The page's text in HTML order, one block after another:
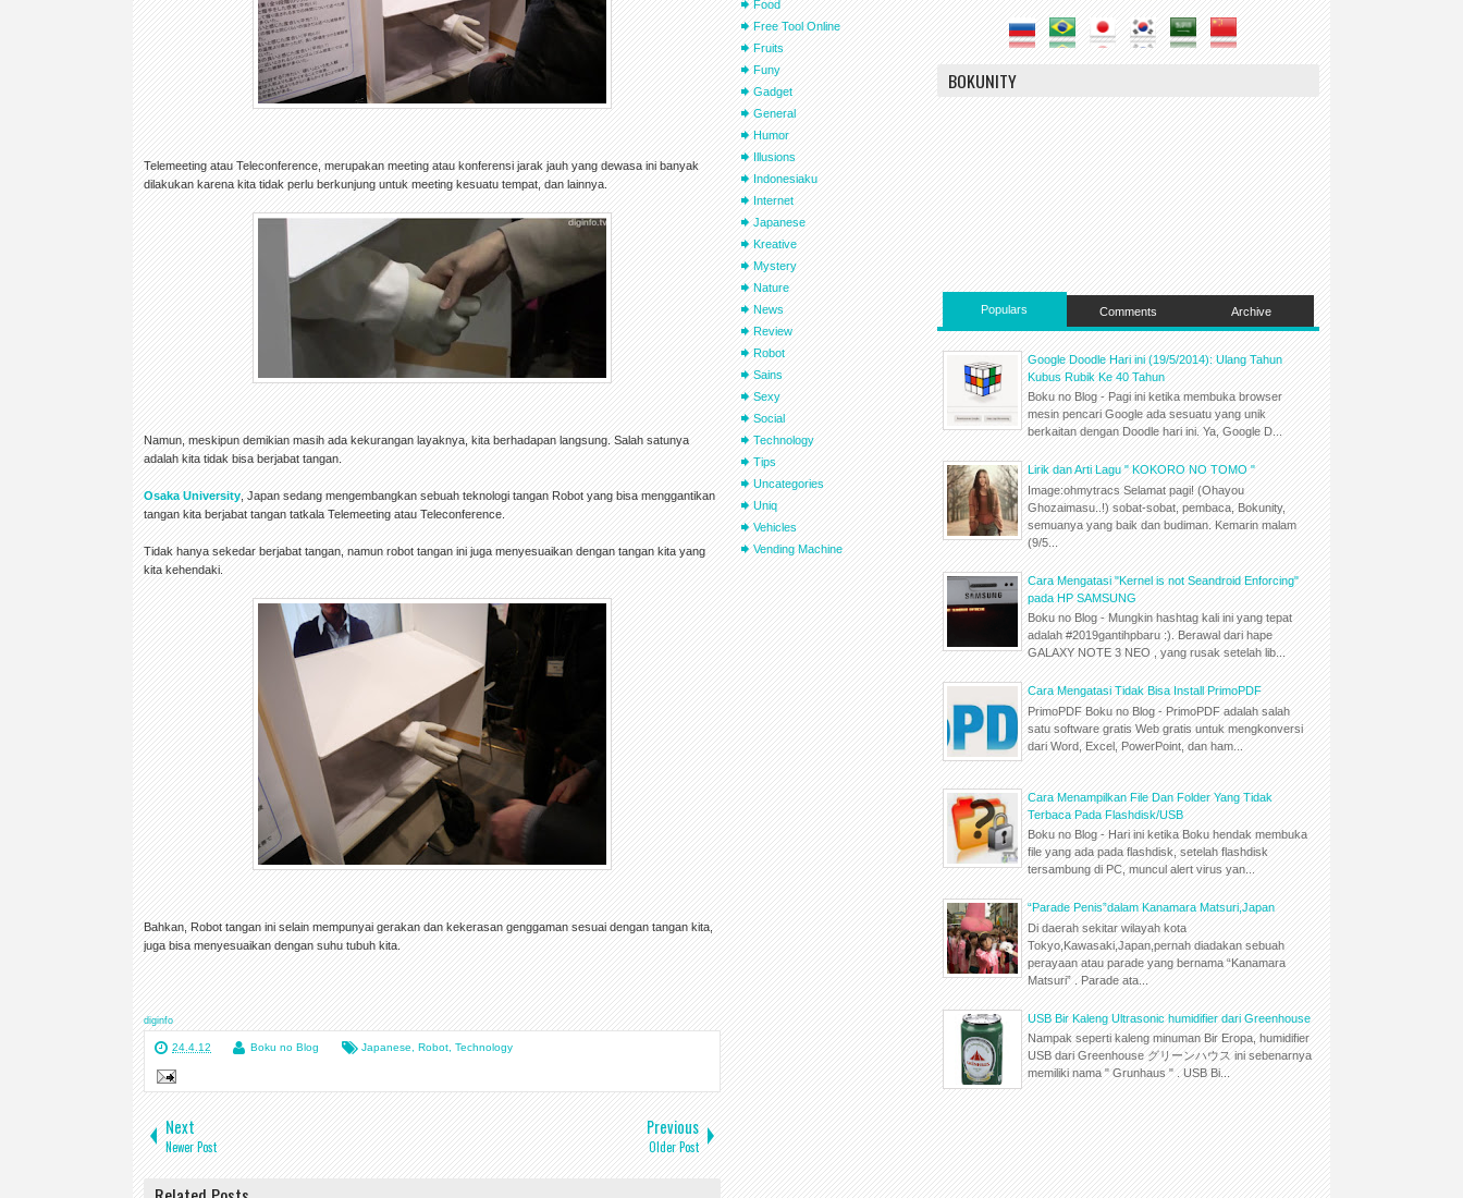
Telemeeting atau Teleconference, merupakan meeting atau konferensi jarak jauh yang dewasa ini banyak
dilakukan karena kita tidak perlu berkunjung untuk meeting kesuatu tempat, dan lainnya.
Namun, meskipun demikian masih ada kekurangan layaknya, kita berhadapan langsung. Salah satunya
adalah kita tidak bisa berjabat tangan.
Osaka University, Japan sedang mengembangkan sebuah teknologi tangan Robot yang bisa menggantikan
tangan kita berjabat tangan tatkala Telemeeting atau Teleconference.
Tidak hanya sekedar berjabat tangan, namun robot tangan ini juga menyesuaikan dengan tangan kita yang
kita kehendaki.
Bahkan, Robot tangan ini selain mempunyai gerakan dan kekerasan genggaman sesuai dengan tangan kita,
juga bisa menyesuaikan dengan suhu tubuh kita.
diginfo
24.4.12 Boku no Blog Japanese Robot Technology
Next
Newer Post
Previous
Older Post
BOKUNITY
Populars Comments Archive
Google Doodle Hari ini (19/5/2014): Ulang Tahun
Kubus Rubik Ke 40 Tahun
Boku no Blog - Pagi ini ketika membuka browser
mesin pencari Google ada sesuatu yang unik
berkaitan dengan Doodle hari ini. Ya, Google D...
Lirik dan Arti Lagu " KOKORO NO TOMO "
Image:ohmytracs Selamat pagi! (Ohayou
Ghozaimasu..!) sobat-sobat, pembaca, Bokunity,
semuanya yang baik dan budiman. Kemarin malam
(9/5...
Cara Mengatasi "Kernel is not Seandroid Enforcing"
pada HP SAMSUNG
Boku no Blog - Mungkin hashtag kali ini yang tepat
adalah #2019gantihpbaru :). Berawal dari hape
GALAXY NOTE 3 NEO , yang rusak setelah lib...
Cara Mengatasi Tidak Bisa Install PrimoPDF
PrimoPDF Boku no Blog - PrimoPDF adalah salah
satu software gratis Web gratis untuk mengkonversi
dari Word, Excel, PowerPoint, dan ham...
Cara Menampilkan File Dan Folder Yang Tidak
Terbaca Pada Flashdisk/USB
Boku no Blog - Hari ini ketika Boku hendak membuka
file yang ada pada flashdisk, setelah flashdisk
tersambung di PC, muncul alert virus yan...
“Parade Penis”dalam Kanamara Matsuri,Japan
Di daerah sekitar wilayah kota
Tokyo,Kawasaki,Japan,pernah diadakan sebuah
perayaan atau parade yang bernama “Kanamara
Matsuri” . Parade ata...
USB Bir Kaleng Ultrasonic humidifier dari Greenhouse
Nampak seperti kaleng minuman Bir Eropa, humidifier
USB dari Greenhouse グリーンハウス ini sebenarnya
memiliki nama " Grunhaus " . USB Bi...
Food
Free Tool Online
Fruits
Funy
Gadget
General
Humor
Illusions
Indonesiaku
Internet
Japanese
Kreative
Mystery
Nature
News
Review
Robot
Sains
Sexy
Social
Technology
Tips
Uncategories
Uniq
Vehicles
Vending Machine